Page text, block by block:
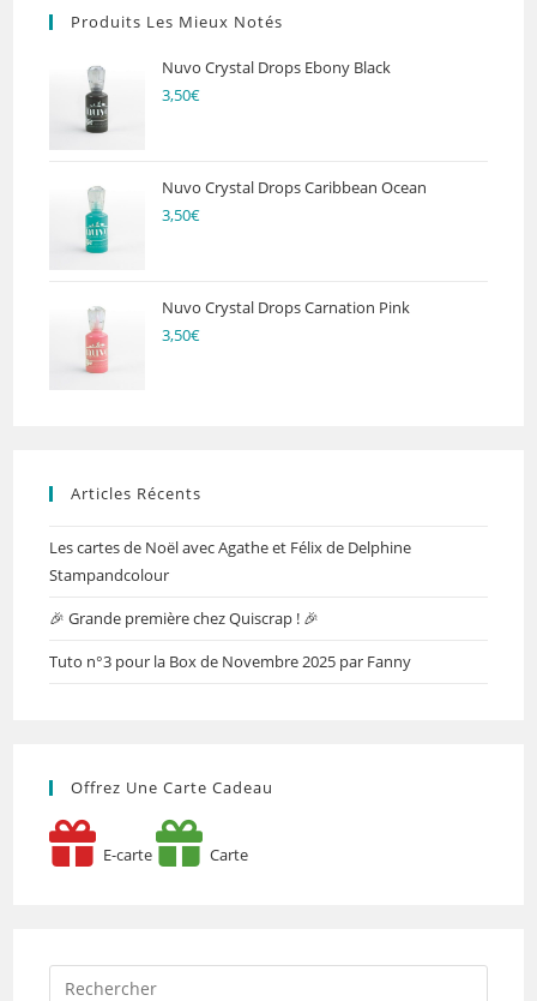
Produits Les Mieux Notés
Nuvo Crystal Drops Ebony Black
3,50€
Nuvo Crystal Drops Caribbean Ocean
3,50€
Nuvo Crystal Drops Carnation Pink
3,50€
Articles Récents
Les cartes de Noël avec Agathe et Félix de Delphine
Stampandcolour
🎉 Grande première chez Quiscrap ! 🎉
Tuto n°3 pour la Box de Novembre 2025 par Fanny
Offrez Une Carte Cadeau
E-carte Carte